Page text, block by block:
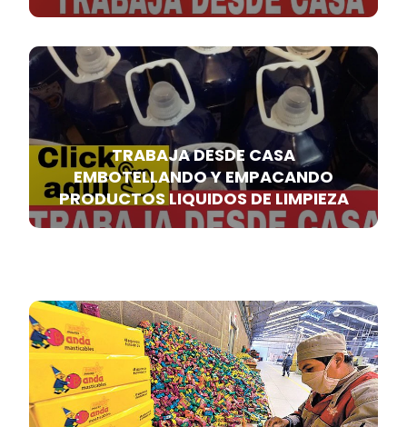
TRABAJA DESDE CASA
EMBOTELLANDO Y EMPACANDO
PRODUCTOS LIQUIDOS DE LIMPIEZA